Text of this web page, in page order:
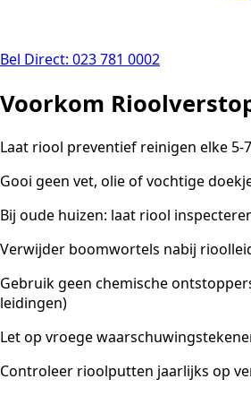
Bel Direct: 023 781 0002
Voorkom
Laat riool preventief reinigen elke 5-
Gooi geen vet, olie of vochtige
Bij oude huizen: laat riool
Verwijder boomwortels nabij
Gebruik geen chemische
leidingen)
Let op vroege
Controleer rioolputten jaarlijks op